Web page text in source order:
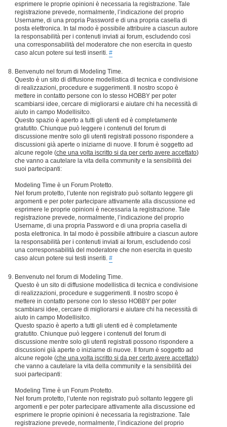
esprimere le proprie opinioni è necessaria la registrazione. Tale
registrazione prevede, normalmente, l’indicazione del proprio
Username, di una propria Password e di una propria casella di
posta elettronica. In tal modo è possibile attribuire a ciascun autore
la responsabilità per i contenuti inviati ai forum, escludendo così
una corresponsabilità del moderatore che non esercita in questo
caso alcun potere sui testi inseriti. #
Benvenuto nel forum di Modeling Time.
Questo è un sito di diffusione modellistica di tecnica e condivisione
di realizzazioni, procedure e suggerimenti. Il nostro scopo è
mettere in contatto persone con lo stesso HOBBY per poter
scambiarsi idee, cercare di migliorarsi e aiutare chi ha necessità di
aiuto in campo Modellisitco.
Questo spazio è aperto a tutti gli utenti ed è completamente
gratutito. Chiunque può leggere i contenuti del forum di
discussione mentre solo gli utenti registrati possono rispondere a
discussioni già aperte o iniziarne di nuove. Il forum è soggetto ad
alcune regole (che una volta iscritto si da per certo avere accettato)
che vanno a cautelare la vita della community e la sensibilità dei
suoi partecipanti:
Modeling Time è un Forum Protetto.
Nel forum protetto, l’utente non registrato può soltanto leggere gli
argomenti e per poter partecipare attivamente alla discussione ed
esprimere le proprie opinioni è necessaria la registrazione. Tale
registrazione prevede, normalmente, l’indicazione del proprio
Username, di una propria Password e di una propria casella di
posta elettronica. In tal modo è possibile attribuire a ciascun autore
la responsabilità per i contenuti inviati ai forum, escludendo così
una corresponsabilità del moderatore che non esercita in questo
caso alcun potere sui testi inseriti. #
Benvenuto nel forum di Modeling Time.
Questo è un sito di diffusione modellistica di tecnica e condivisione
di realizzazioni, procedure e suggerimenti. Il nostro scopo è
mettere in contatto persone con lo stesso HOBBY per poter
scambiarsi idee, cercare di migliorarsi e aiutare chi ha necessità di
aiuto in campo Modellisitco.
Questo spazio è aperto a tutti gli utenti ed è completamente
gratutito. Chiunque può leggere i contenuti del forum di
discussione mentre solo gli utenti registrati possono rispondere a
discussioni già aperte o iniziarne di nuove. Il forum è soggetto ad
alcune regole (che una volta iscritto si da per certo avere accettato)
che vanno a cautelare la vita della community e la sensibilità dei
suoi partecipanti:
Modeling Time è un Forum Protetto.
Nel forum protetto, l’utente non registrato può soltanto leggere gli
argomenti e per poter partecipare attivamente alla discussione ed
esprimere le proprie opinioni è necessaria la registrazione. Tale
registrazione prevede, normalmente, l’indicazione del proprio